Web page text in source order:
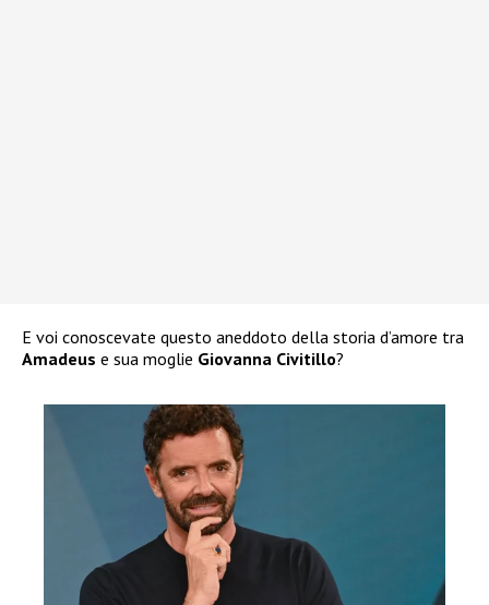
E voi conoscevate questo aneddoto della storia d’amore tra
Amadeus e sua moglie Giovanna Civitillo?